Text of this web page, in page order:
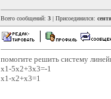
Всего сообщений: 3 | Присоединился:
помогите решить систему
х1-5х2+3х3=-1
х1-х2+х3=1